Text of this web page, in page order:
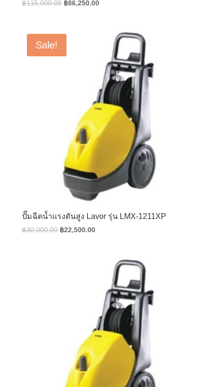
฿115,000.00 Original
฿115,000.00.
฿86,250.00Current
฿86,250.00.
Sale!
ปั๊มฉีดน้ำแรงดันสูง Lavor รุ่น LMX-1211XP
฿30,000.00 Original
฿22,500.00Current
฿22,500.00.